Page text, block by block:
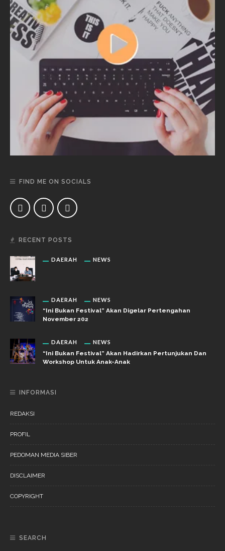
FIND ME ON SOCIALS
RECENT POSTS
DAERAH NEWS
DAERAH NEWS
“Ini Bukan Festival” Akan Digelar Pertengahan
November 202
DAERAH NEWS
“Ini Bukan Festival” Akan Hadirkan Pertunjukan Dan
Workshop Untuk Anak-Anak
INFORMASI
REDAKSI
PROFIL
PEDOMAN MEDIA SIBER
DISCLAIMER
COPYRIGHT
SEARCH